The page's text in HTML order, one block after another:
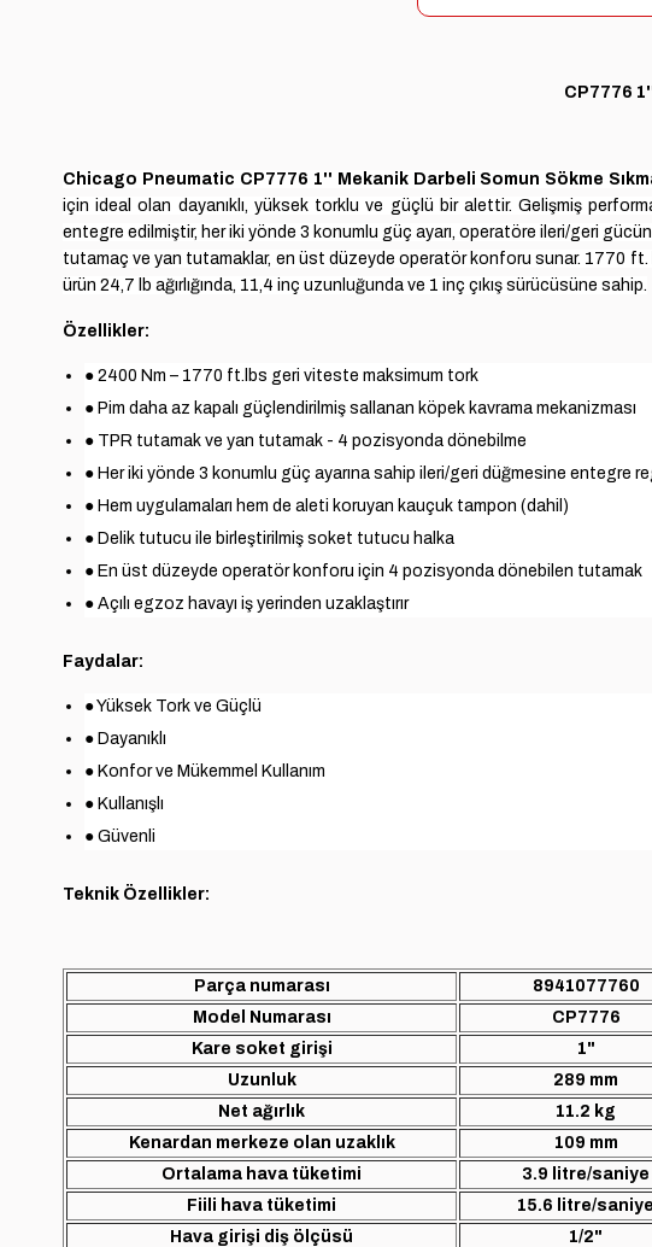
CP7776
Chicago Pneumatic CP7776 1'' Mekanik Darbeli Somun Sökme
için ideal olan dayanıklı, yüksek torklu ve güçlü bir alettir.Gelişmiş
entegre edilmiştir, her iki yönde 3 konumlu güç ayarı, operatöre ileri/geri
tutamaç ve yan tutamaklar, en üst düzeyde operatör konforu sunar. 1770 ft.
ürün 24,7 lb ağırlığında, 11,4 inç uzunluğunda ve 1 inç çıkış sürücüsüne sahip.
Özellikler:
● 2400 Nm – 1770 ft.lbs geri viteste maksimum tork
● Pim daha az kapalı güçlendirilmiş sallanan köpek kavrama mekanizması
● TPR tutamak ve yan tutamak - 4 pozisyonda dönebilme
● Her iki yönde 3 konumlu güç ayarına sahip ileri/geri düğmesine entegre
● Hem uygulamaları hem de aleti koruyan kauçuk tampon (dahil)
● Delik tutucu ile birleştirilmiş soket tutucu halka
● En üst düzeyde operatör konforu için 4 pozisyonda dönebilen tutamak
● Açılı egzoz havayı iş yerinden uzaklaştırır
Faydalar:
● Yüksek Tork ve Güçlü
● Dayanıklı
● Konfor ve Mükemmel Kullanım
● Kullanışlı
● Güvenli
Teknik Özellikler:
Parça numarası
8941077760
Model Numarası
CP7776
Kare soket girişi
1"
Uzunluk
289 mm
Net ağırlık
11.2 kg
Kenardan merkeze olan uzaklık
109 mm
Ortalama hava tüketimi
3.9 litre/saniye
Fiili hava tüketimi
15.6 litre/saniye
Hava girişi diş ölçüsü
1/2"